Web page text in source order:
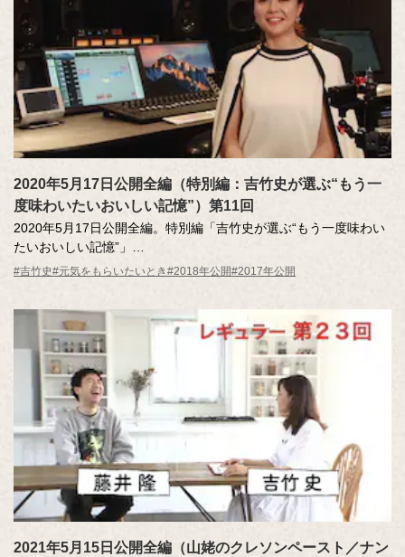
2020年5月17日公開全編（特別編：吉竹史が選ぶ“もう一
度味わいたいおいしい記憶”）第11回
2020年5月17日公開全編。特別編「吉竹史が選ぶ“もう一度味わい
たいおいしい記憶”」
数々のおいしい記憶のエピソードから、吉竹さんの心に残る「な
MC ：藤井隆 進行：吉竹史
ナレーター：小野大輔（声優）
#吉竹史#元気をもらいたいとき#2018年公開#2017年公開
2021年5月15日公開全編（山姥のクレソンペースト／ナン